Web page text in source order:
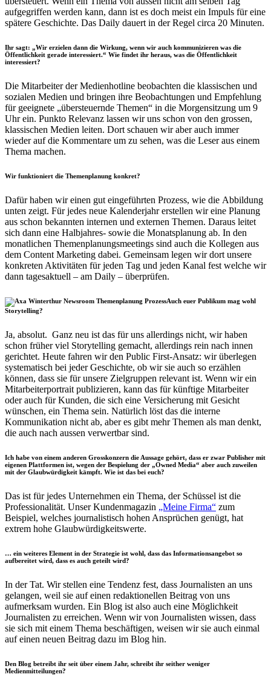
aufgegriffen werden kann, dann ist es doch meist ein Impuls für eine
spätere Geschichte. Das Daily dauert in der Regel circa 20 Minuten.
Ihr sagt: „Wir erzielen dann die Wirkung, wenn wir auch kommunizieren was die
Öffentlichkeit gerade interessiert.“ Wie findet ihr heraus, was die Öffentlichkeit
interessiert?
Die Mitarbeiter der Medienhotline beobachten die klassischen und
sozialen Medien und bringen ihre Beobachtungen und Empfehlung
für geeignete „übersteuernde Themen“ in die Morgensitzung um 9
Uhr ein. Punkto Relevanz lassen wir uns schon von den grossen,
klassischen Medien leiten. Dort schauen wir aber auch immer
wieder auf die Kommentare um zu sehen, was die Leser aus einem
Thema machen.
Wir funktioniert die Themenplanung konkret?
Dafür haben wir einen gut eingeführten Prozess, wie die Abbildung
unten zeigt. Für jedes neue Kalenderjahr erstellen wir eine Planung
aus schon bekannten internen und externen Themen. Daraus leitet
sich dann eine Halbjahres- sowie die Monatsplanung ab. In den
monatlichen Themenplanungsmeetings sind auch die Kollegen aus
dem Content Marketing dabei. Gemeinsam legen wir dort unsere
konkreten Aktivitäten für jeden Tag und jeden Kanal fest welche wir
dann tagesaktuell – am Daily – überprüfen.
Auch euer Publikum mag wohl
Storytelling?
Ja, absolut. Ganz neu ist das für uns allerdings nicht, wir haben
schon früher viel Storytelling gemacht, allerdings rein nach innen
gerichtet. Heute fahren wir den Public First-Ansatz: wir überlegen
systematisch bei jeder Geschichte, ob wir sie auch so erzählen
können, dass sie für unsere Zielgruppen relevant ist. Wenn wir ein
Mitarbeiterportrait publizieren, kann das für künftige Mitarbeiter
oder auch für Kunden, die sich eine Versicherung mit Gesicht
wünschen, ein Thema sein. Natürlich löst das die interne
Kommunikation nicht ab, aber es gibt mehr Themen als man denkt,
die auch nach aussen verwertbar sind.
Ich habe von einem anderen Grosskonzern die Aussage gehört, dass er zwar Publisher mit
eigenen Plattformen ist, wegen der Bespielung der „Owned Media“ aber auch zuweilen
mit der Glaubwürdigkeit kämpft. Wie ist das bei euch?
Das ist für jedes Unternehmen ein Thema, der Schüssel ist die
Professionalität. Unser Kundenmagazin „Meine Firma“ zum
Beispiel, welches journalistisch hohen Ansprüchen genügt, hat
extrem hohe Glaubwürdigkeitswerte.
… ein weiteres Element in der Strategie ist wohl, dass das Informationsangebot so
aufbereitet wird, dass es auch geteilt wird?
In der Tat. Wir stellen eine Tendenz fest, dass Journalisten an uns
gelangen, weil sie auf einen redaktionellen Beitrag von uns
aufmerksam wurden. Ein Blog ist also auch eine Möglichkeit
Journalisten zu erreichen. Wenn wir von Journalisten wissen, dass
sie sich mit einem Thema beschäftigen, weisen wir sie auch einmal
auf einen neuen Beitrag dazu im Blog hin.
Den Blog betreibt ihr seit über einem Jahr, schreibt ihr seither weniger
Medienmitteilungen?